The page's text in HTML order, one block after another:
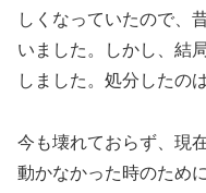
しくなっていたので、
いました。しかし、結
しました。処分したの
今も壊れておらず、現
動かなかった時のため